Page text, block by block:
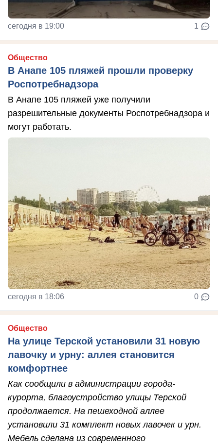
сегодня в 19:00 1
Общество
В Анапе 105 пляжей прошли проверку
Роспотребнадзора
В Анапе 105 пляжей уже получили
разрешительные документы Роспотребнадзора и
могут работать.
сегодня в 18:06 0
Общество
На улице Терской установили 31 новую
лавочку и урну: аллея становится
комфортнее
Как сообщили в администрации города-
курорта, благоустройство улицы Терской
продолжается. На пешеходной аллее
установили 31 комплект новых лавочек и урн.
Мебель сделана из современного